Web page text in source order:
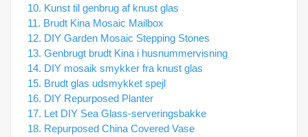
10. Kunst til genbrug af knust glas
11. Brudt Kina Mosaic Mailbox
12. DIY Garden Mosaic Stepping Stones
13. Genbrugt brudt Kina i husnummervisning
14. DIY mosaik smykker fra knust glas
15. Brudt glas udsmykket spejl
16. DIY Repurposed Planter
17. Let DIY Sea Glass-serveringsbakke
18. Repurposed China Covered Vase